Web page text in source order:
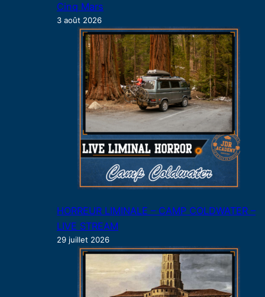
Cinq Mars
3 août 2026
HORREUR LIMINALE – CAMP COLDWATER –
LIVE STREAM
29 juillet 2026